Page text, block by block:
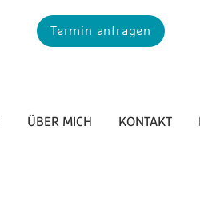
Termin anfragen
ÜBER MICH KONTAKT